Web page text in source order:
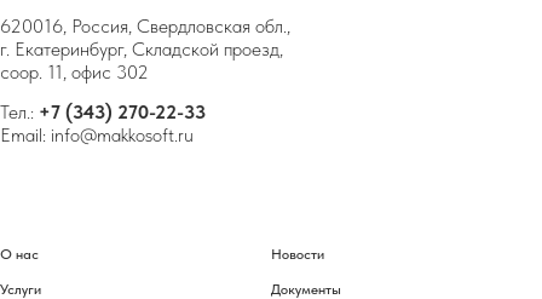
620016, Россия, Свердловская обл.,
г. Екатеринбург, Складской проезд,
соор. 11, офис 302
Тел.: +7 (343) 270-22-33
Email: info@makkosoft.ru
О нас
Услуги
Новости
Документы